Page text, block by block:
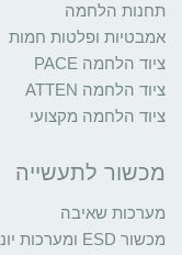
תחנות הלחמה
אמבטיות ופלטות חמות
ציוד הלחמה PACE
ציוד הלחמה ATTEN
ציוד הלחמה מקצועי
מכשור לתעשייה
מערכות שאיבה
מכשור ESD ומערכות יוניזציה